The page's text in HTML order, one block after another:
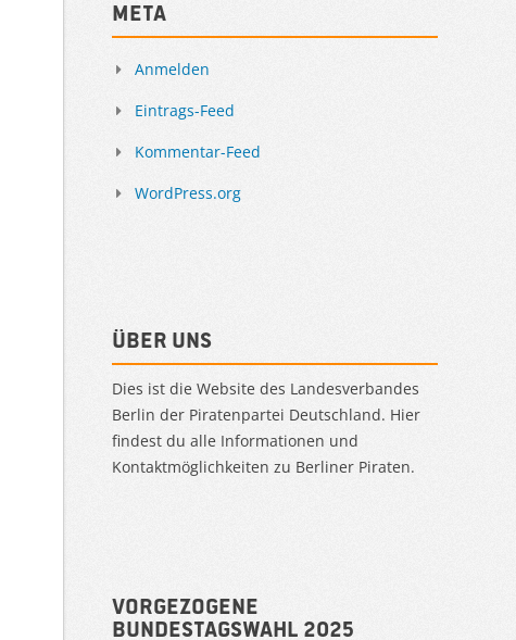
Meta
Anmelden
Eintrags-Feed
Kommentar-Feed
WordPress.org
Über uns
Dies ist die Website des Landesverbandes
Berlin der Piratenpartei Deutschland. Hier
findest du alle Informationen und
Kontaktmöglichkeiten zu Berliner Piraten.
Vorgezogene
Bundestagswahl 2025